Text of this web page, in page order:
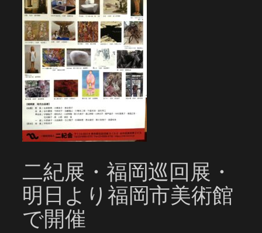
二紀展・福岡巡回展・
明日より福岡市美術館
で開催